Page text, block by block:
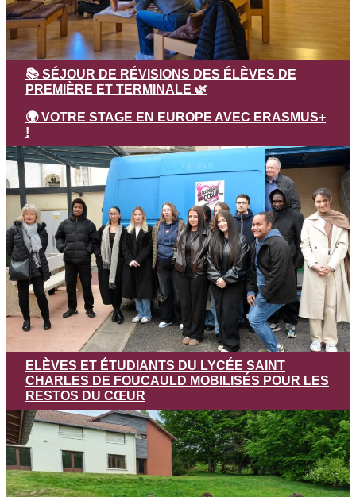
📚 SÉJOUR DE RÉVISIONS DES ÉLÈVES DE
PREMIÈRE ET TERMINALE 🌿
🌍 VOTRE STAGE EN EUROPE AVEC ERASMUS+
!
ELÈVES ET ÉTUDIANTS DU LYCÉE SAINT
CHARLES DE FOUCAULD MOBILISÉS POUR LES
RESTOS DU CŒUR